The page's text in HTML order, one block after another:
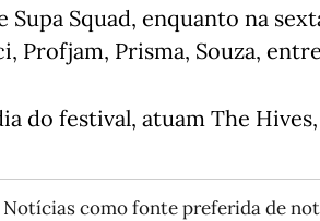
Supa Squad, enquanto na
Profjam, Prisma, Souza,
do festival, atuam The Hives,
como fonte preferida de